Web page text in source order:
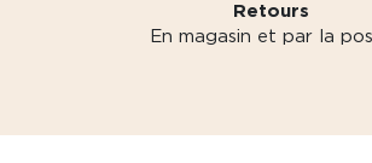
Retours
En magasin et par la